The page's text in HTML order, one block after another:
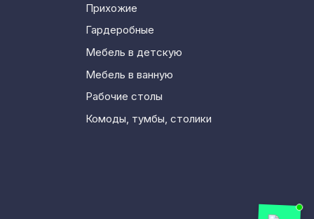
Прихожие
Гардеробные
Мебель в детскую
Мебель в ванную
Рабочие столы
Комоды, тумбы, столики